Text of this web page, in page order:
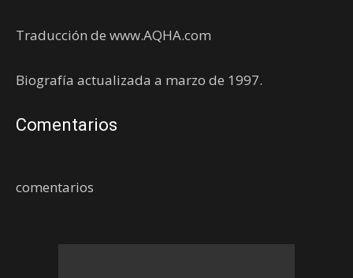
Traducción de www.AQHA.com
Biografía actualizada a marzo de 1997.
Comentarios
comentarios